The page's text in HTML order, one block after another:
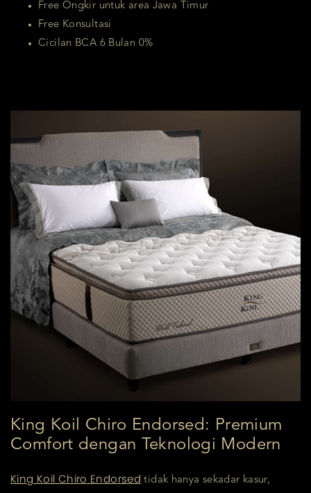
Free Ongkir untuk area Jawa Timur
Free Konsultasi
Cicilan BCA 6 Bulan 0%
King Koil Chiro Endorsed: Premium
Comfort dengan Teknologi Modern
King Koil Chiro Endorsed tidak hanya sekadar kasur,